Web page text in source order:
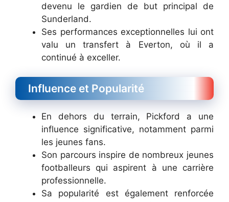
devenu le gardien de but principal de
Sunderland.
Ses performances exceptionnelles lui ont
valu un transfert à Everton, où il a
continué à exceller.
Influence et Popularité
En dehors du terrain, Pickford a une
influence significative, notamment parmi
les jeunes fans.
Son parcours inspire de nombreux jeunes
footballeurs qui aspirent à une carrière
professionnelle.
Sa popularité est également renforcée